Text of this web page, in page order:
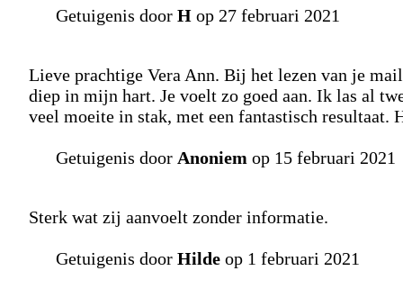
Getuigenis door H op 27 februari 2021
Lieve prachtige Vera Ann. Bij het lezen van je
diep in mijn hart. Je voelt zo goed aan. Ik las al
veel moeite in stak, met een fantastisch resultaat.
Getuigenis door Anoniem op 15 februari 2021
Sterk wat zij aanvoelt zonder informatie.
Getuigenis door Hilde op 1 februari 2021